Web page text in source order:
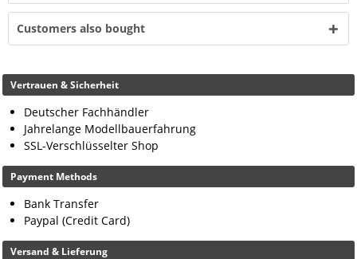
Customers also bought
Vertrauen & Sicherheit
Deutscher Fachhändler
Jahrelange Modellbauerfahrung
SSL-Verschlüsselter Shop
Payment Methods
Bank Transfer
Paypal (Credit Card)
Versand & Lieferung